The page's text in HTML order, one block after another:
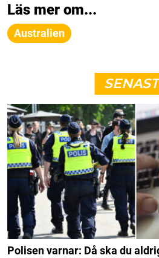
Läs mer om...
Australien
Polisen varnar: Då ska du